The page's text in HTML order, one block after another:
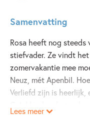
Samenvatting
Rosa heeft nog steeds
stiefvader. Ze vindt
zomervakantie mee
Neuz, mét Apenbil.
Verliefd zijn is heerlijk,
goed als nieuw.
Lees meer